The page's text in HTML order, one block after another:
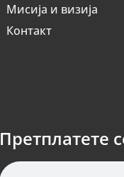
Мисија и визија
Контакт
Претплатете